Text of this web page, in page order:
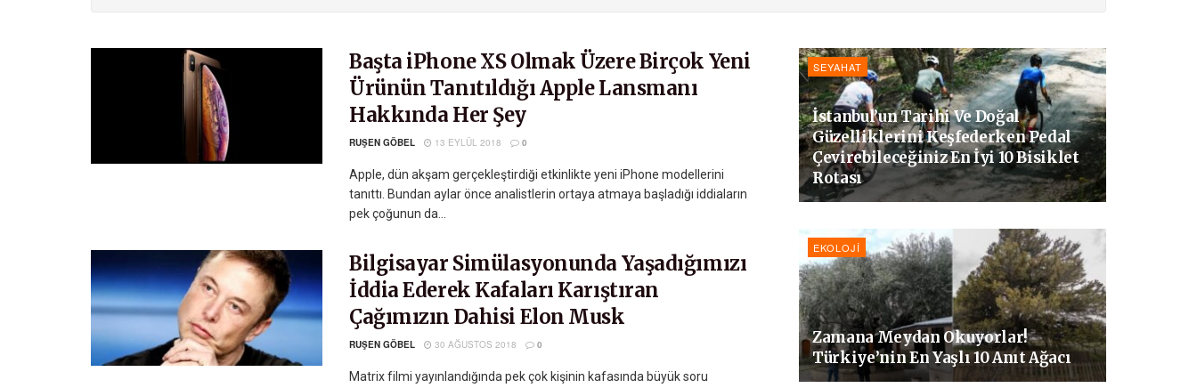
Başta iPhone XS Olmak Üzere Birçok Yeni
Ürünün Tanıtıldığı Apple Lansmanı
Hakkında Her Şey
RUŞEN GÖBEL 13 EYLÜL 2018 0
Apple, dün akşam gerçekleştirdiği etkinlikte yeni iPhone modellerini
tanıttı. Bundan aylar önce analistlerin ortaya atmaya başladığı iddiaların
pek çoğunun da...
Bilgisayar Simülasyonunda Yaşadığımızı
İddia Ederek Kafaları Karıştıran
Çağımızın Dahisi Elon Musk
RUŞEN GÖBEL 30 AĞUSTOS 2018 0
Matrix filmi yayınlandığında pek çok kişinin kafasında büyük soru
SEYAHAT
İstanbul’un Tarihi Ve Doğal
Güzelliklerini Keşfederken Pedal
Çevirebileceğiniz En İyi 10 Bisiklet
Rotası
EKOLOJI
Zamana Meydan Okuyorlar!
Türkiye’nin En Yaşlı 10 Anıt Ağacı